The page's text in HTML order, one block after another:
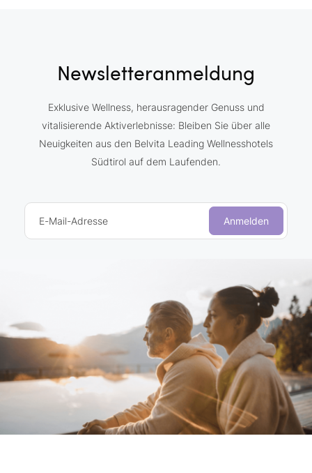
Newsletteranmeldung
Exklusive Wellness, herausragender Genuss und
vitalisierende Aktiverlebnisse: Bleiben Sie über alle
Neuigkeiten aus den Belvita Leading Wellnesshotels
Südtirol auf dem Laufenden.
E-Mail-Adresse Anmelden